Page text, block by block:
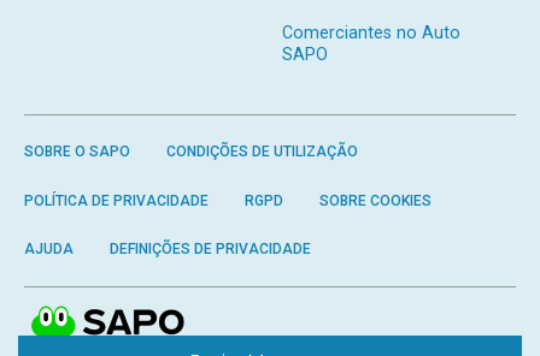
Comerciantes no Auto
SAPO
SOBRE O SAPO CONDIÇÕES DE UTILIZAÇÃO
POLÍTICA DE PRIVACIDADE RGPD SOBRE COOKIES
AJUDA DEFINIÇÕES DE PRIVACIDADE